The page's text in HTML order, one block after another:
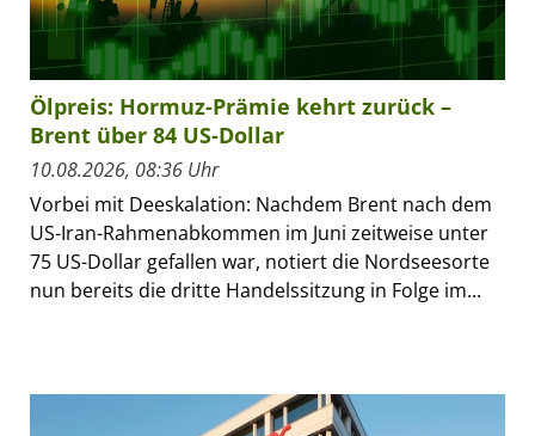
Ölpreis: Hormuz-Prämie kehrt zurück –
Brent über 84 US-Dollar
10.08.2026, 08:36 Uhr
Vorbei mit Deeskalation: Nachdem Brent nach dem
US-Iran-Rahmenabkommen im Juni zeitweise unter
75 US-Dollar gefallen war, notiert die Nordseesorte
nun bereits die dritte Handelssitzung in Folge im...